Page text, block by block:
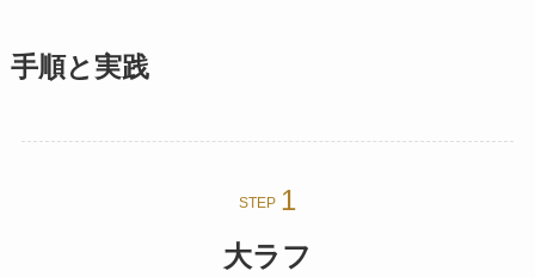
手順と実践
STEP
大ラフ